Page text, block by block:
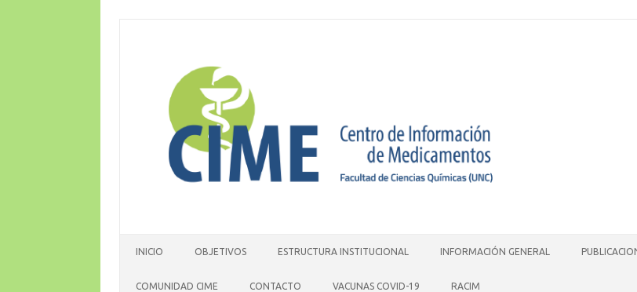
INICIO OBJETIVOS ESTRUCTURA INSTITUCIONAL INFORMACIÓN GENERAL
COMUNIDAD CIME CONTACTO VACUNAS COVID-19 RACIM